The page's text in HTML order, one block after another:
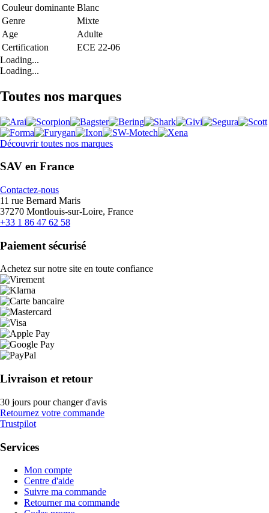
Couleur dominante Blanc
Genre
Mixte
Age
Adulte
Certification
ECE 22-06
Loading...
Loading...
Toutes nos marques
Découvrir toutes nos marques
SAV en France
Contactez-nous
11 rue Bernard Maris
37270 Montlouis-sur-Loire, France
+33 1 86 47 62 58
Paiement sécurisé
Achetez sur notre site en toute confiance
Livraison et retour
30 jours pour changer d'avis
Retournez votre commande
Trustpilot
Services
Mon compte
Centre d'aide
Suivre ma commande
Retourner ma commande